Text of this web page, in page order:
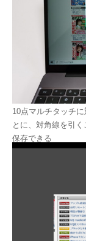
10点マルチタッチ
とに、対角線を引
保存できる